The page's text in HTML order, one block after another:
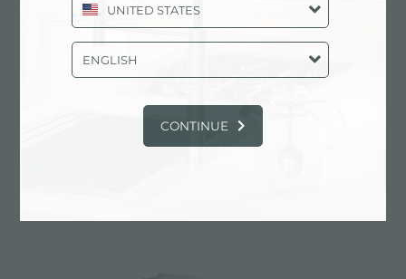
Cappa d'aspirazione FL Slim black mirror
UNITED STATES
ENGLISH
CONTINUE